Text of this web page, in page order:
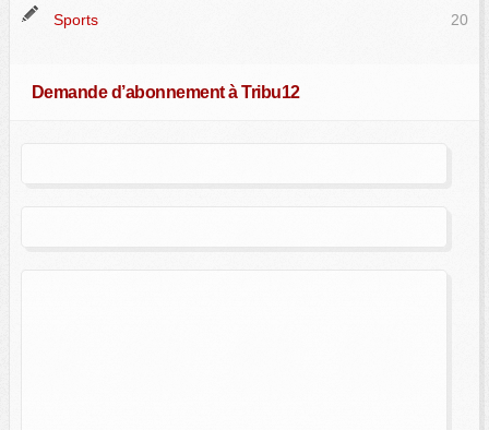
Sports 20
Demande d’abonnement à Tribu12